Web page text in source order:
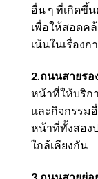
อื่น ๆ ที่เกิดขึ้
เพื่อให้สอดค
เน้นในเรื่องก
2.ถนนสายรอ
หน้าที่ให้บริก
และกิจกรรม
หน้าที่ทั้งสอง
ใกล้เคียงกัน